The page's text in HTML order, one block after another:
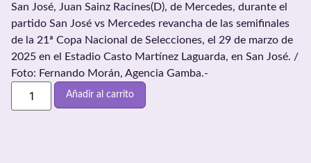
San José, Juan Sainz Racines(D), de Mercedes, durante el
partido San José vs Mercedes revancha de las semifinales
de la 21ª Copa Nacional de Selecciones, el 29 de marzo de
2025 en el Estadio Casto Martínez Laguarda, en San José. /
Foto: Fernando Morán, Agencia Gamba.-
Añadir al carrito